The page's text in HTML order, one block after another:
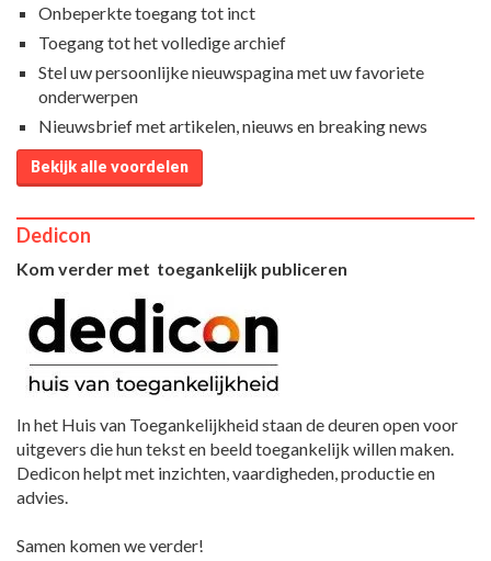
Onbeperkte toegang tot inct
Toegang tot het volledige archief
Stel uw persoonlijke nieuwspagina met uw favoriete
onderwerpen
Nieuwsbrief met artikelen, nieuws en breaking news
Bekijk alle voordelen
Dedicon
Kom verder met toegankelijk publiceren
In het Huis van Toegankelijkheid staan de deuren open voor
uitgevers die hun tekst en beeld toegankelijk willen maken.
Dedicon helpt met inzichten, vaardigheden, productie en
advies.
Samen komen we verder!